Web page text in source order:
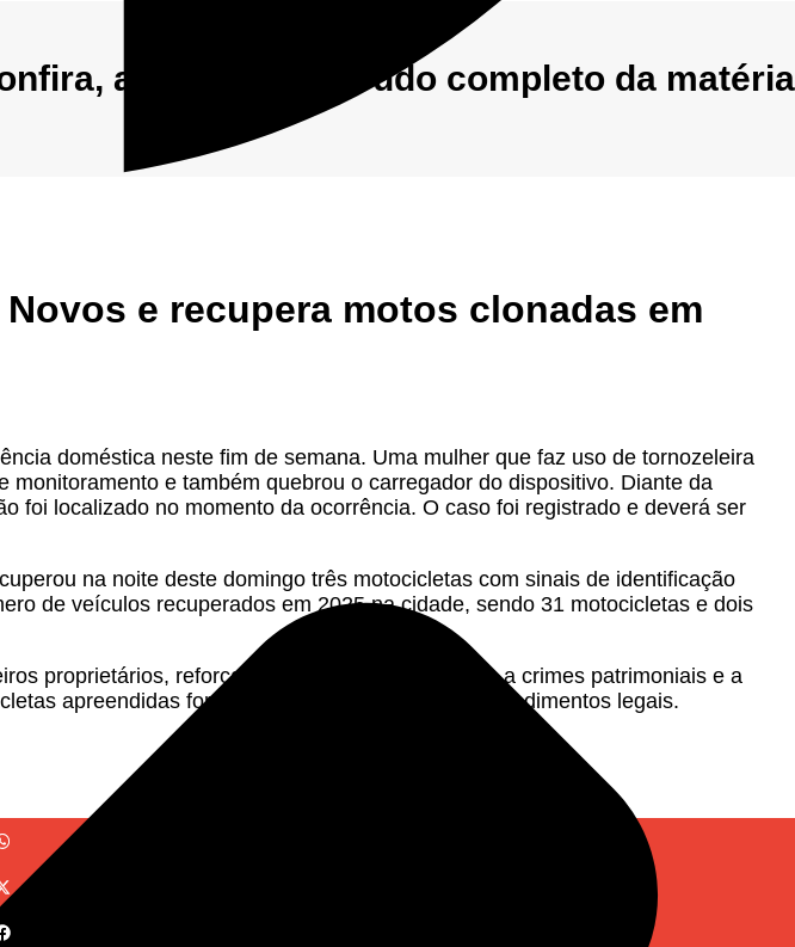
abaixo, o conteúdo completo da
e recupera motos clonadas em
doméstica neste fim de semana. Uma mulher que faz uso de tornozeleira
e também quebrou o carregador do dispositivo. Diante da
foi localizado no momento da ocorrência. O caso foi registrado e deverá ser
na noite deste domingo três motocicletas com sinais de identificação
de veículos recuperados em 2025 na cidade, sendo 31 motocicletas e dois
proprietários, reforçando o trabalho de combate a crimes patrimoniais e a
apreendidas foram encaminhadas para os procedimentos legais.